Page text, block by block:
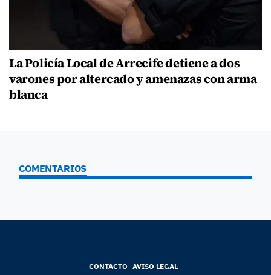
La Policía Local de Arrecife detiene a dos
varones por altercado y amenazas con arma
blanca
COMENTARIOS
CONTACTO AVISO LEGAL